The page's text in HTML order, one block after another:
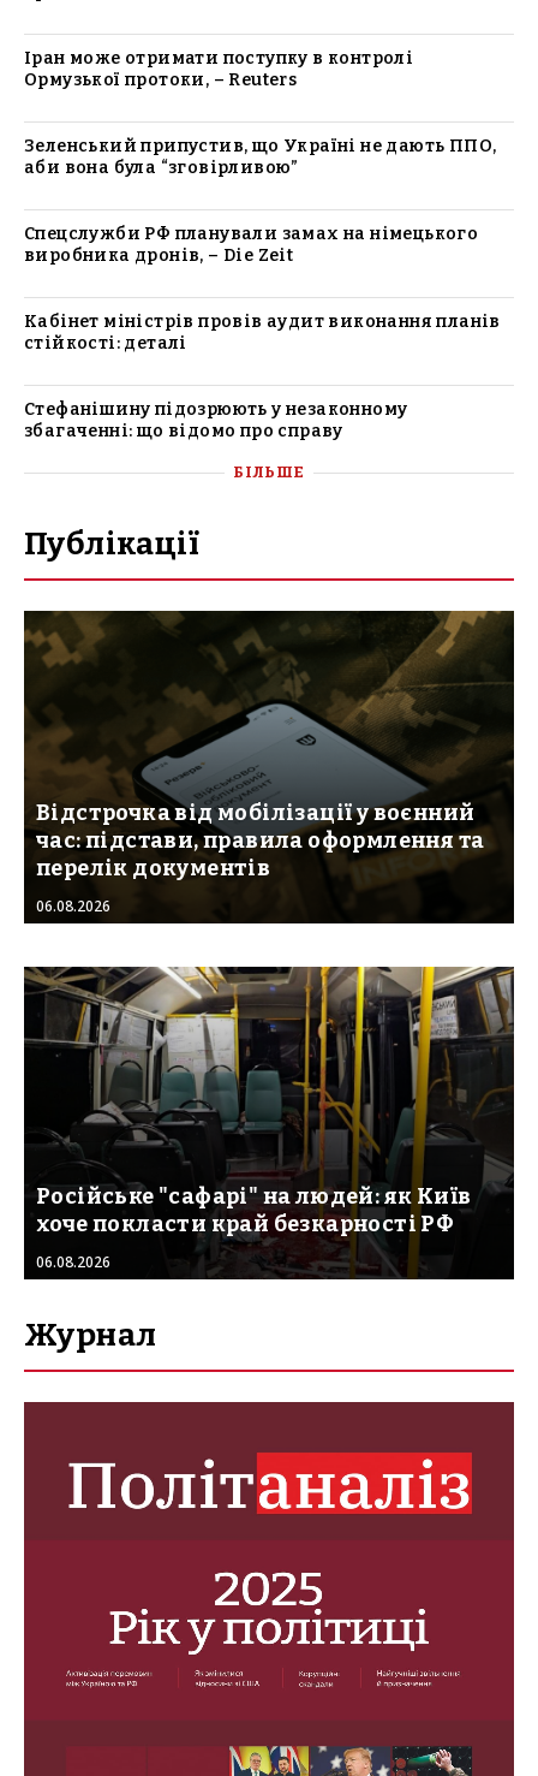
Іран може отримати поступку в контролі
Ормузької протоки, – Reuters
Зеленський припустив, що Україні не дають ППО,
аби вона була “зговірливою”
Спецслужби РФ планували замах на німецького
виробника дронів, – Die Zeit
Кабінет міністрів провів аудит виконання планів
стійкості: деталі
Стефанішину підозрюють у незаконному
збагаченні: що відомо про справу
БІЛЬШЕ
Публікації
Відстрочка від мобілізації у воєнний
час: підстави, правила оформлення та
перелік документів
06.08.2026
Російське "сафарі" на людей: як Київ
хоче покласти край безкарності РФ
06.08.2026
Журнал